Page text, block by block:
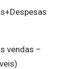
vendas –